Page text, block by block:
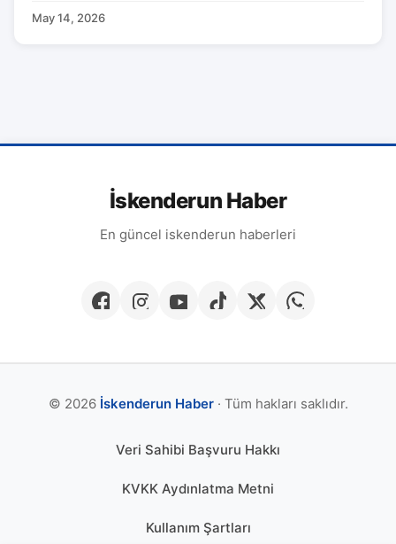
May 14, 2026
İskenderun Haber
En güncel iskenderun haberleri
© 2026 İskenderun Haber· Tüm hakları saklıdır.
Veri Sahibi Başvuru Hakkı
KVKK Aydınlatma Metni
Kullanım Şartları